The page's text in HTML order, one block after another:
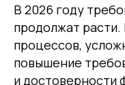
В 2026 году
продолжат
процессов,
повышение
и достоверности